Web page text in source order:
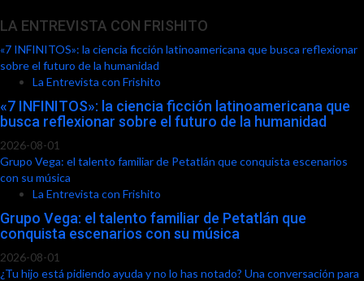
LA ENTREVISTA CON FRISHITO
«7 INFINITOS»: la ciencia ficción latinoamericana que busca reflexionar
sobre el futuro de la humanidad
La Entrevista con Frishito
«7 INFINITOS»: la ciencia ficción latinoamericana que
busca reflexionar sobre el futuro de la humanidad
2026-08-01
Grupo Vega: el talento familiar de Petatlán que conquista escenarios
con su música
La Entrevista con Frishito
Grupo Vega: el talento familiar de Petatlán que
conquista escenarios con su música
2026-08-01
¿Tu hijo está pidiendo ayuda y no lo has notado? Una conversación para